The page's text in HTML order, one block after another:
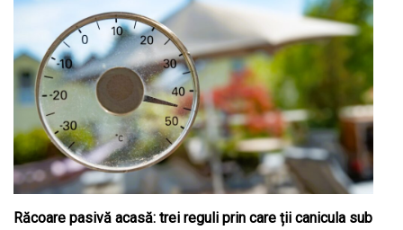
Răcoare pasivă acasă: trei reguli prin care ții canicula sub